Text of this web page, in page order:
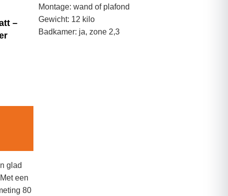
–
glad
een
80
Montage: wand of plafond
Gewicht: 12 kilo
Badkamer: ja, zone 2,3